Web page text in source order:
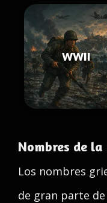
WWII
Nombres de
Los nombres
de gran parte